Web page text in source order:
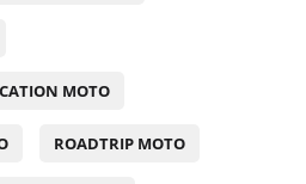
MOTO
ROADTRIP MOTO